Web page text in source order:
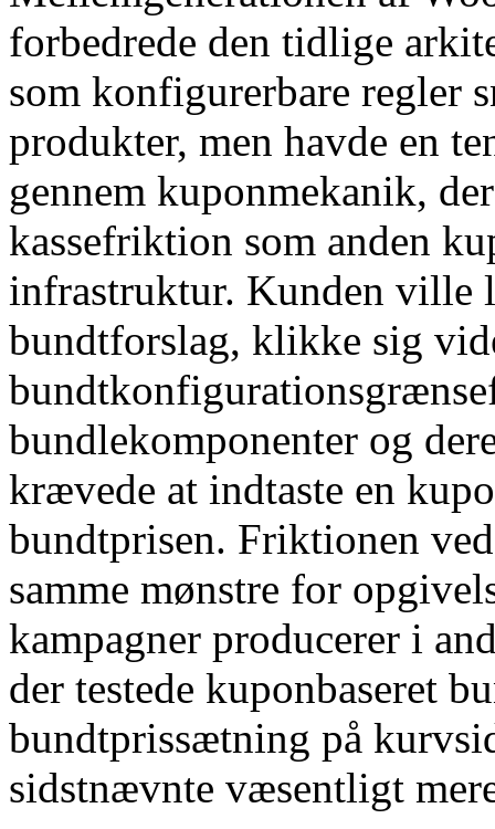
forbedrede den tidlige
som konfigurerbare regler
produkter, men havde en
gennem kuponmekanik,
kassefriktion som anden
infrastruktur. Kunden ville
bundtforslag, klikke sig
bundlekomponenter og
krævede at indtaste en
bundtprisen. Friktionen
samme mønstre for
kampagner producerer i
der testede kuponbaseret
bundtprissætning på
sidstnævnte væsentligt